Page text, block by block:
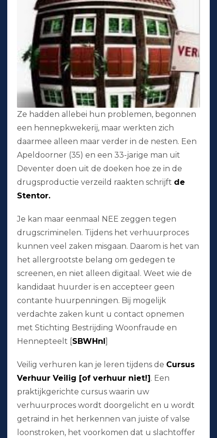
Ze hadden allebei hun problemen, begonnen
een hennepkwekerij, maar werkten zich
daarmee alleen maar verder in de nesten. Een
Apeldoorner (35) en een 33-jarige man uit
Deventer doen uit de doeken hoe ze in de
drugsproductie verzeild raakten schrijft de
Stentor.
Je kan maar eenmaal NEE zeggen tegen
drugscriminelen. Tijdens het verhuurproces
kunnen veel zaken misgaan. Daarom is het van
het allergrootste belang om gedegen te
screenen, en niet alleen digitaal. Weet wie de
kandidaat huurder is en accepteer geen
contante huurpenningen. Bij mogelijk
verdachte zaken kunt u contact opnemen
met Stichting Bestrijding Woonfraude en
Hennepteelt [SBWHnl]
Veilig verhuren kan je leren tijdens de Cursus
Verhuur Veilig [of verhuur niet!]. Een
praktijkgerichte cursus waarin uw
verhuurproces wordt doorgelicht en u wordt
getraind in het herkennen van juiste of valse
loonstroken, het voorkomen dat u slachtoffer